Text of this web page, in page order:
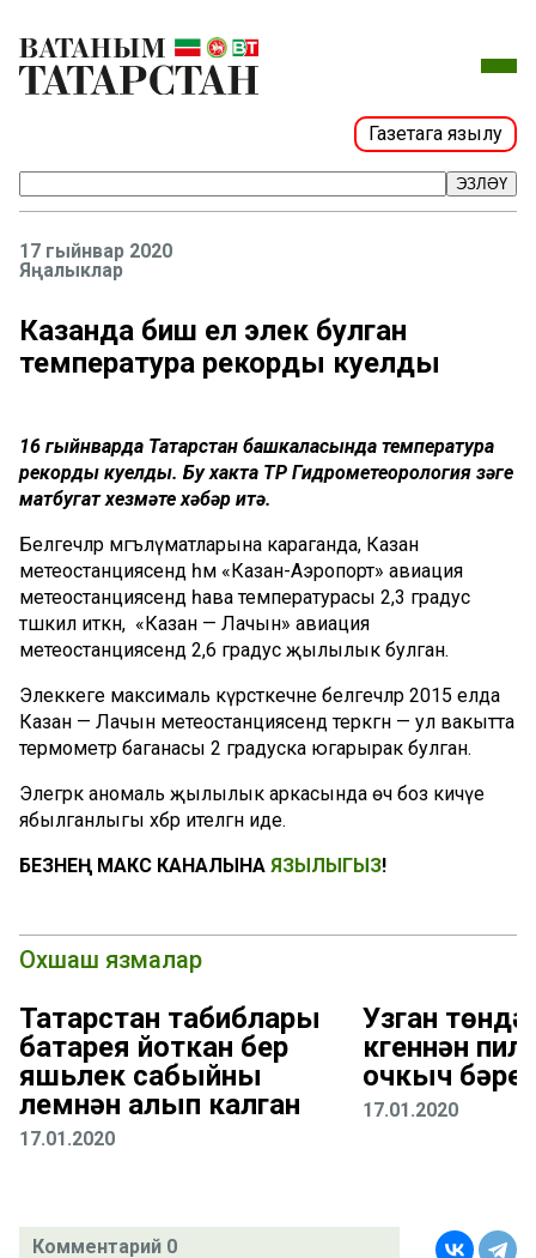
Газетага язылу
ЭЗЛӘҮ
17 гыйнвар 2020
Яңалыклар
Казанда биш ел элек булган
температура рекорды куелды
16 гыйнварда Татарстан башкаласында температура
рекорды куелды. Бу хакта ТР Гидрометеорология үзәге
матбугат хезмәте хәбәр итә.
Белгечләр мәгълүматларына караганда, Казан
метеостанциясендә һәм «Казан-Аэропорт» авиация
метеостанциясендә һава температурасы 2,3 градус
тәшкил иткән, ә «Казан — Лачын» авиация
метеостанциясендә 2,6 градус җылылык булган.
Элеккеге максималь күрсәткечне белгечләр 2015 елда
Казан — Лачын метеостанциясендә теркәгән — ул вакытта
термометр баганасы 2 градуска югарырак булган.
Элегрәк аномаль җылылык аркасында өч боз кичүе
ябылганлыгы хәбәр ителгән иде.
БЕЗНЕҢ МАКС КАНАЛЫНА ЯЗЫЛЫГЫЗ!
Охшаш язмалар
Татарстан табиблары
батарея йоткан бер
яшьлек сабыйны
үлемнән алып калган
17.01.2020
Узган
күгеннән
очкыч
17.01.2020
Комментарий 0